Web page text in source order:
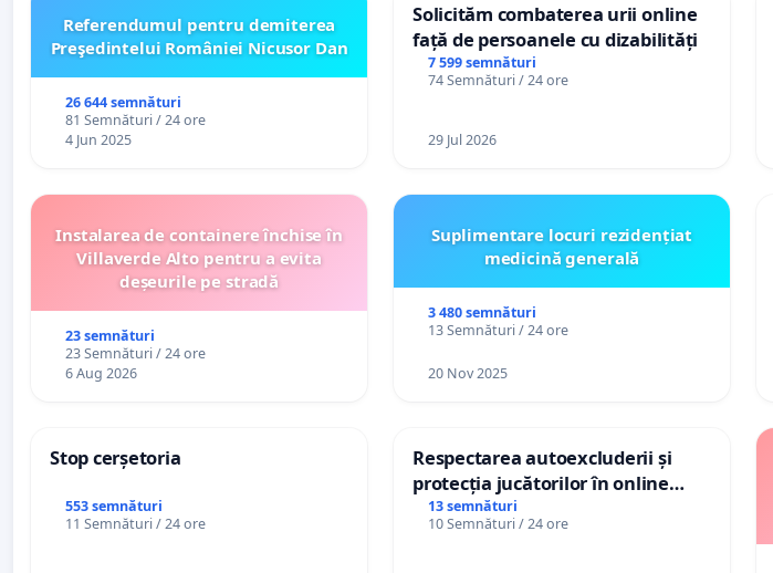
Referendumul pentru demiterea
Preşedintelui României Nicusor Dan
26 644 semnături
81 Semnături / 24 ore
4 Jun 2025
Solicităm combaterea urii online
față de persoanele cu dizabilități
7 599 semnături
74 Semnături / 24 ore
29 Jul 2026
Instalarea de containere închise în
Villaverde Alto pentru a evita
deșeurile pe stradă
23 semnături
23 Semnături / 24 ore
6 Aug 2026
Suplimentare locuri rezidențiat
medicină generală
3 480 semnături
13 Semnături / 24 ore
20 Nov 2025
Stop cerșetoria
553 semnături
11 Semnături / 24 ore
Respectarea autoexcluderii și
protecția jucătorilor în online
casino
13 semnături
10 Semnături / 24 ore